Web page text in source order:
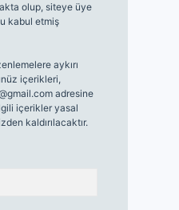
olup, siteye üye
kabul etmiş
aykırı
içerikleri,
adresine
içerikler yasal
kaldırılacaktır.